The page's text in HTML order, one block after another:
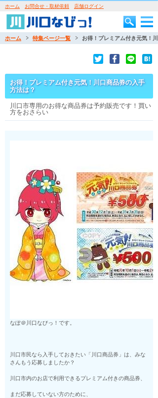
ホーム お問合せ・取材依頼 店舗ログイン
ホーム 特集ページ一覧 お得！プレミアム付き元気！
お得！プレミアム付き元気！川口商品券の入手
方法は？
川口市専用のお得な商品券は予約販売です！買い
方をおさらい
なぽ＠川口なびっ！です。
川口市民なら入手しておきたい「川口商品券」は、みな
さんもう応募しましたか？
川口市内のお店で利用できるプレミアム付きの商品券、
まだ応募していない方のために、